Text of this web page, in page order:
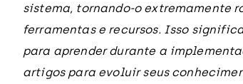
sistema, tornando-o extremamente
ferramentas e recursos. Isso
para aprender durante a
artigos para evoluir seus